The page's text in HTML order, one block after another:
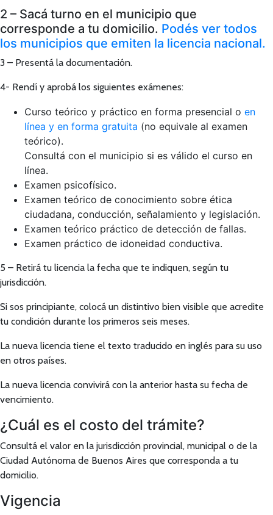
2 – Sacá turno en el municipio que
corresponde a tu domicilio. Podés ver todos
los municipios que emiten la licencia nacional.
3 – Presentá la documentación.
4- Rendí y aprobá los siguientes exámenes:
Curso teórico y práctico en forma presencial o en
línea y en forma gratuita (no equivale al examen
teórico).
Consultá con el municipio si es válido el curso en
línea.
Examen psicofísico.
Examen teórico de conocimiento sobre ética
ciudadana, conducción, señalamiento y legislación.
Examen teórico práctico de detección de fallas.
Examen práctico de idoneidad conductiva.
5 – Retirá tu licencia la fecha que te indiquen, según tu
jurisdicción.
Si sos principiante, colocá un distintivo bien visible que acredite
tu condición durante los primeros seis meses.
La nueva licencia tiene el texto traducido en inglés para su uso
en otros países.
La nueva licencia convivirá con la anterior hasta su fecha de
vencimiento.
¿Cuál es el costo del trámite?
Consultá el valor en la jurisdicción provincial, municipal o de la
Ciudad Autónoma de Buenos Aires que corresponda a tu
domicilio.
Vigencia